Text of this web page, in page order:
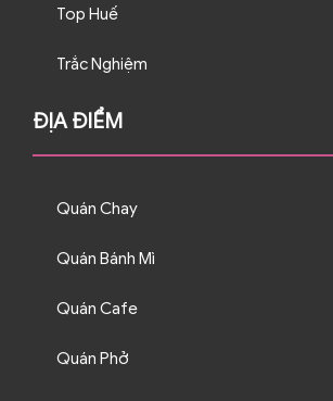
Top Huế
Trắc Nghiệm
ĐỊA ĐIỂM
Quán Chay
Quán Bánh Mì
Quán Cafe
Quán Phở